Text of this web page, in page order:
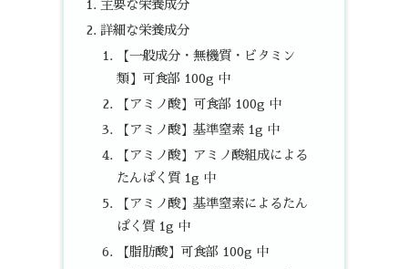
主要な栄養成分
詳細な栄養成分
【一般成分・無機質・ビタミン
類】可食部 100g 中
【アミノ酸】可食部 100g 中
【アミノ酸】基準窒素 1g 中
【アミノ酸】アミノ酸組成による
たんぱく質 1g 中
【アミノ酸】基準窒素によるたん
ぱく質 1g 中
【脂肪酸】可食部 100g 中